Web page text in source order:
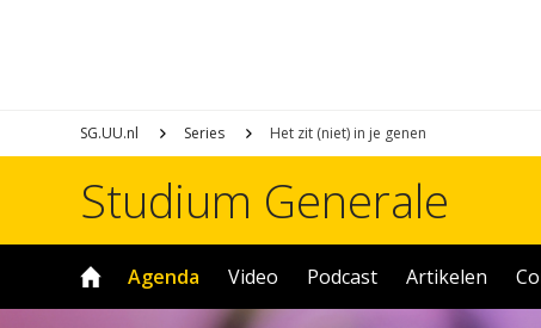
SG.UU.nl Series Het zit (niet) in je genen
Studium Generale
Agenda Video Podcast Artikelen